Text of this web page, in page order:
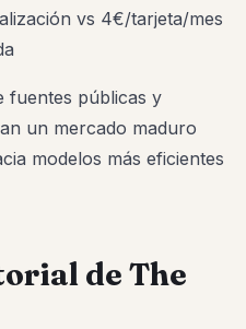
vs 4€/tarjeta/mes
fuentes públicas y
un mercado maduro
modelos más eficientes
de The